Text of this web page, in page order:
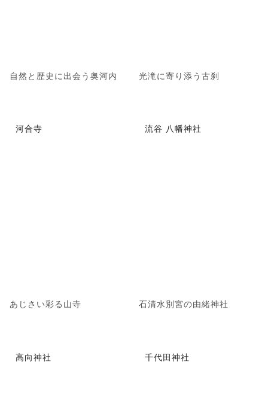
自然と歴史に出会う奥河内 光滝に寄り添う古刹
河合寺
あじさい彩る山寺
流谷 八幡神社
石清水別宮の由緒神社
高向神社 千代田神社